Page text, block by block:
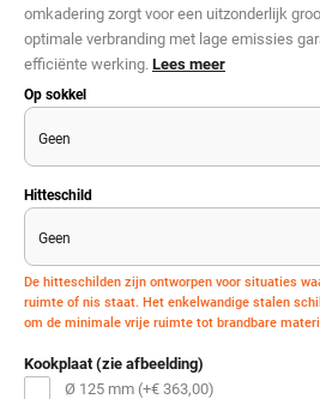
omkadering zorgt voor een uitzonderlijk
optimale verbranding met lage emissies
efficiënte werking. Lees meer
Op sokkel
Hitteschild
De hitteschilden zijn ontworpen voor situaties
ruimte of nis staat. Het enkelwandige stalen
om de minimale vrije ruimte tot brandbare
Kookplaat (zie afbeelding)
Ø 125 mm (+€ 363,00)